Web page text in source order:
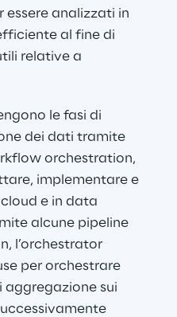
essere analizzati in
al fine di
relative a
le fasi di
dei dati tramite
orchestration,
implementare e
e in data
alcune pipeline
l’orchestrator
per orchestrare
aggregazione sui